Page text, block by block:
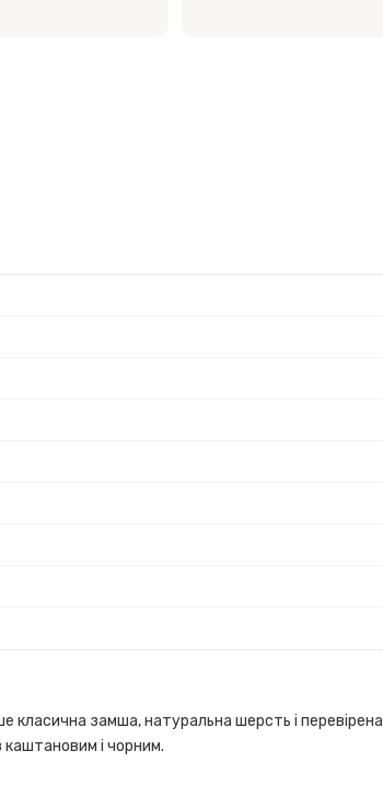
класична замша, натуральна шерсть і перевірена
каштановим і чорним.